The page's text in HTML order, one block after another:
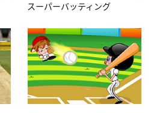
スーパーバッティング